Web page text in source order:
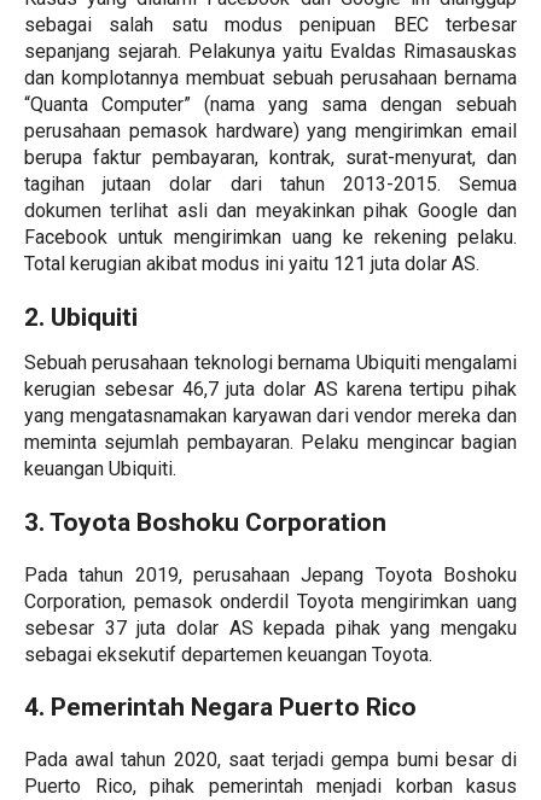
sebagai salah satu modus penipuan BEC terbesar
sepanjang sejarah. Pelakunya yaitu Evaldas Rimasauskas
dan komplotannya membuat sebuah perusahaan bernama
“Quanta Computer” (nama yang sama dengan sebuah
perusahaan pemasok hardware) yang mengirimkan email
berupa faktur pembayaran, kontrak, surat-menyurat, dan
tagihan jutaan dolar dari tahun 2013-2015. Semua
dokumen terlihat asli dan meyakinkan pihak Google dan
Facebook untuk mengirimkan uang ke rekening pelaku.
Total kerugian akibat modus ini yaitu 121 juta dolar AS.
2. Ubiquiti
Sebuah perusahaan teknologi bernama Ubiquiti mengalami
kerugian sebesar 46,7 juta dolar AS karena tertipu pihak
yang mengatasnamakan karyawan dari vendor mereka dan
meminta sejumlah pembayaran. Pelaku mengincar bagian
keuangan Ubiquiti.
3. Toyota Boshoku Corporation
Pada tahun 2019, perusahaan Jepang Toyota Boshoku
Corporation, pemasok onderdil Toyota mengirimkan uang
sebesar 37 juta dolar AS kepada pihak yang mengaku
sebagai eksekutif departemen keuangan Toyota.
4. Pemerintah Negara Puerto Rico
Pada awal tahun 2020, saat terjadi gempa bumi besar di
Puerto Rico, pihak pemerintah menjadi korban kasus